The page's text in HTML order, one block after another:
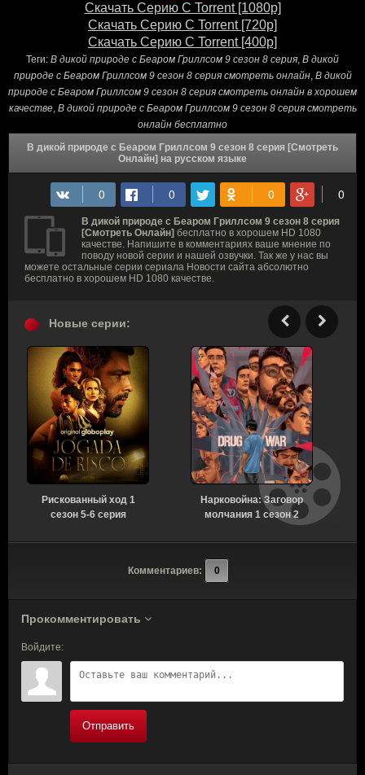
Скачать Серию С Torrent [1080p]
Скачать Серию С Torrent [720p]
Скачать Серию С Torrent [400p]
Теги: В дикой природе с Беаром Гриллсом 9 сезон 8 серия, В дикой
природе с Беаром Гриллсом 9 сезон 8 серия смотреть онлайн, В дикой
природе с Беаром Гриллсом 9 сезон 8 серия смотреть онлайн в хорошем
качестве, В дикой природе с Беаром Гриллсом 9 сезон 8 серия смотреть
онлайн бесплатно
В дикой природе с Беаром Гриллсом 9 сезон 8 серия [Смотреть
Онлайн] на русском языке
В дикой природе с Беаром Гриллсом 9 сезон 8 серия
[Смотреть Онлайн] бесплатно в хорошем HD 1080
качестве. Напишите в комментариях ваше мнение по
поводу новой серии и нашей озвучки. Так же у нас вы
можете остальные серии сериала Новости сайта абсолютно
бесплатно в хорошем HD 1080 качестве.
Новые серии:
Рискованный ход 1
сезон 5-6 серия
Нарковойна: Заговор
молчания 1 сезон 2
Онлайн]
Комментариев: 0
Прокомментировать
Войдите:
Отправить